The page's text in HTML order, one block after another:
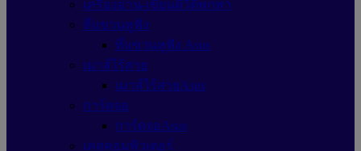
เครื่องอ่าน-เขียนดีวีดีพกพา
ที่แขวนหูฟัง
ที่แขวนหูฟัง Asus
เมาส์ไร้สาย
เมาส์ไร้สายAsus
การ์ดจอ
การ์ดจอAsus
เคสคอมพิวเตอร์